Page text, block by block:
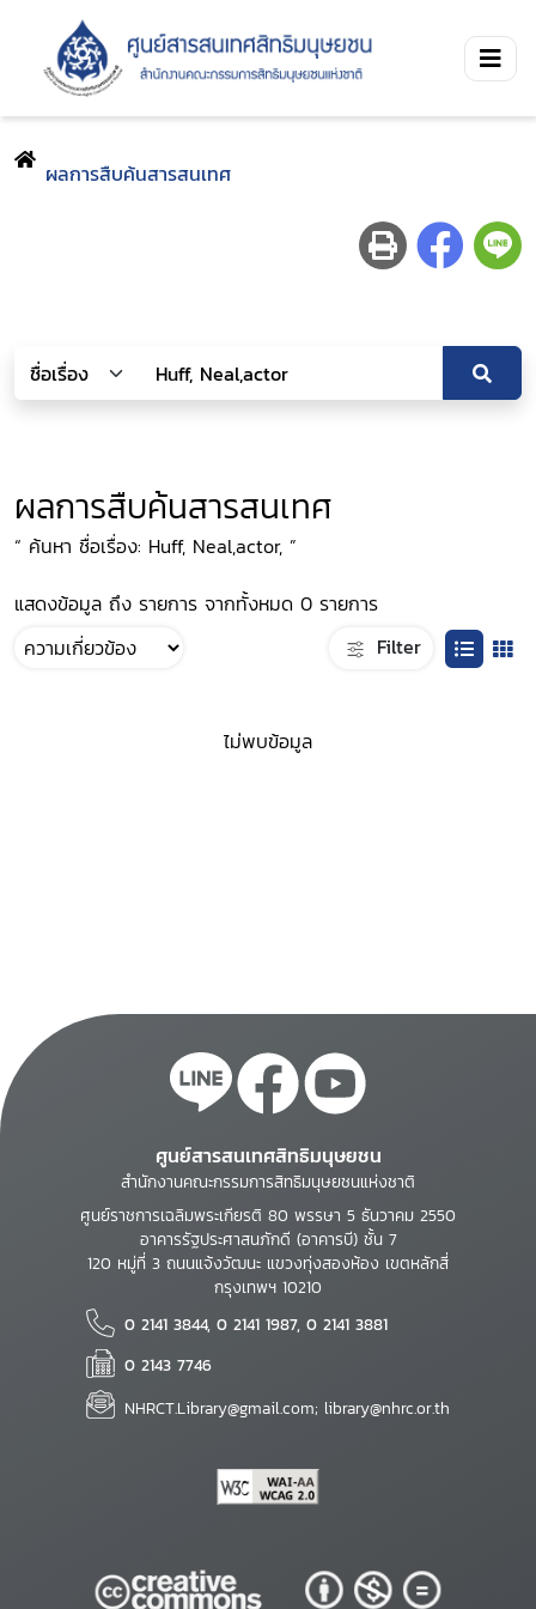
ผลการสืบค้นสารสนเทศ
ผลการสืบค้นสารสนเทศ
“ ค้นหา ชื่อเรื่อง: Huff, Neal,actor, ”
แสดงข้อมูล ถึง รายการ จากทั้งหมด 0 รายการ
Filter
ไม่พบข้อมูล
ศูนย์สารสนเทศสิทธิมนุษยชน
สำนักงานคณะกรรมการสิทธิมนุษยชนแห่งชาติ
ศูนย์ราชการเฉลิมพระเกียรติ 80 พรรษา 5 ธันวาคม 2550
อาคารรัฐประศาสนภักดี (อาคารบี) ชั้น 7
120 หมู่ที่ 3 ถนนแจ้งวัฒนะ แขวงทุ่งสองห้อง เขตหลักสี่
กรุงเทพฯ 10210
0 2141 3844, 0 2141 1987, 0 2141 3881
0 2143 7746
NHRCT.Library@gmail.com; library@nhrc.or.th